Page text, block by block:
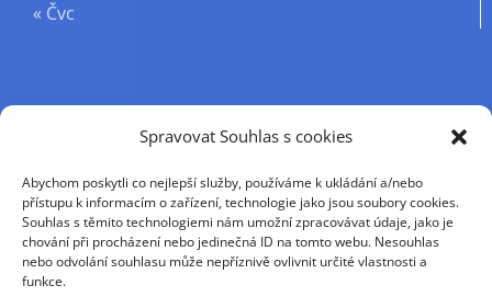
Spravovat Souhlas s cookies
Abychom poskytli co nejlepší služby, používáme k ukládání a/nebo
přístupu k informacím o zařízení, technologie jako jsou soubory cookies.
Souhlas s těmito technologiemi nám umožní zpracovávat údaje, jako je
chování při procházení nebo jedinečná ID na tomto webu. Nesouhlas
nebo odvolání souhlasu může nepříznivě ovlivnit určité vlastnosti a
funkce.
« Čvc
Příjmení
Křestní jméno
E-mail